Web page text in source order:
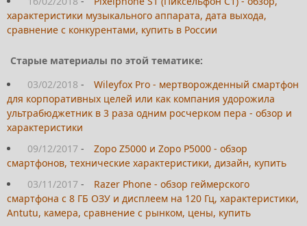
характеристики музыкального аппарата, дата выхода,
сравнение с конкурентами, купить в России
Старые материалы по этой тематике:
03/02/2018 -
Wileyfox Pro - мертворожденный смартфон
для корпоративных целей или как компания удорожила
ультрабюджетник в 3 раза одним росчерком пера - обзор и
характеристики
09/12/2017 -
Zopo Z5000 и Zopo P5000 - обзор
смартфонов, технические характеристики, дизайн, купить
03/11/2017 -
Razer Phone - обзор геймерского
смартфона с 8 ГБ ОЗУ и дисплеем на 120 Гц, характеристики,
Antutu, камера, сравнение с рынком, цены, купить